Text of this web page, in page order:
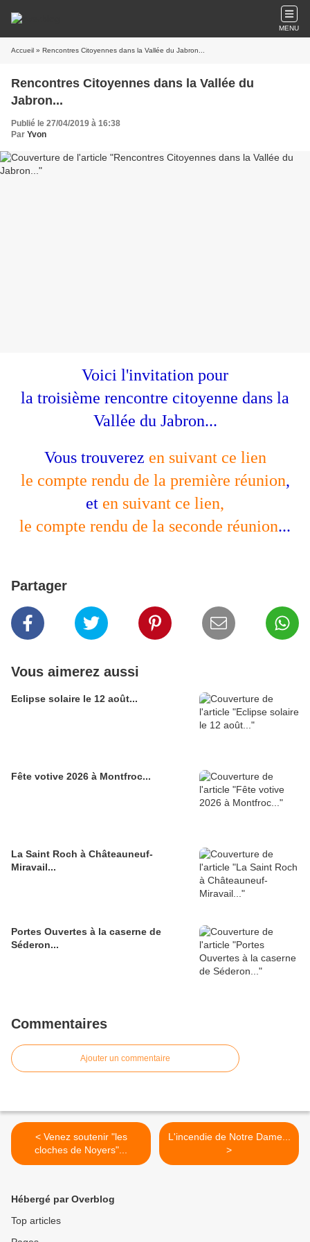
MENU
Accueil » Rencontres Citoyennes dans la Vallée du Jabron...
Rencontres Citoyennes dans la Vallée du
Jabron...
Publié le 27/04/2019 à 16:38
Par Yvon
Voici l'invitation pour
la troisième rencontre citoyenne dans la
Vallée du Jabron...
Vous trouverez en suivant ce lien
le compte rendu de la première réunion,
et en suivant ce lien,
le compte rendu de la seconde réunion...
Partager
Vous aimerez aussi
Eclipse solaire le 12 août...
Fête votive 2026 à Montfroc...
La Saint Roch à Châteauneuf-
Miravail...
Portes Ouvertes à la caserne de
Séderon...
Commentaires
Ajouter un commentaire
< Venez soutenir "les
cloches de Noyers"...
L'incendie de Notre Dame...
>
Hébergé par Overblog
Top articles